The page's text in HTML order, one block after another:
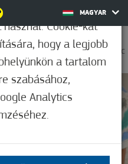
MAGYAR
0
31,7°C
Cookie-kat
hogy a legjobb
a tartalom
szabásához,
Analytics